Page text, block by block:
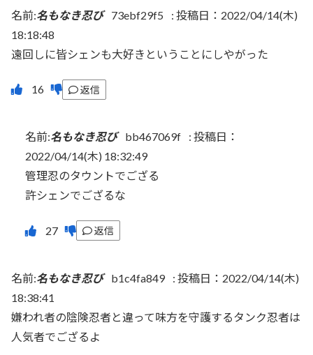
名前:名もなき忍び 73ebf29f5 : 投稿日：2022/04/14(木)
18:18:48
遠回しに皆シェンも大好きということにしやがった
返信
名前:名もなき忍び bb467069f : 投稿日：
2022/04/14(木) 18:32:49
管理忍のタウントでござる
許シェンでござるな
返信
名前:名もなき忍び b1c4fa849 : 投稿日：2022/04/14(木)
18:38:41
嫌われ者の陰険忍者と違って味方を守護するタンク忍者は
人気者でござるよ